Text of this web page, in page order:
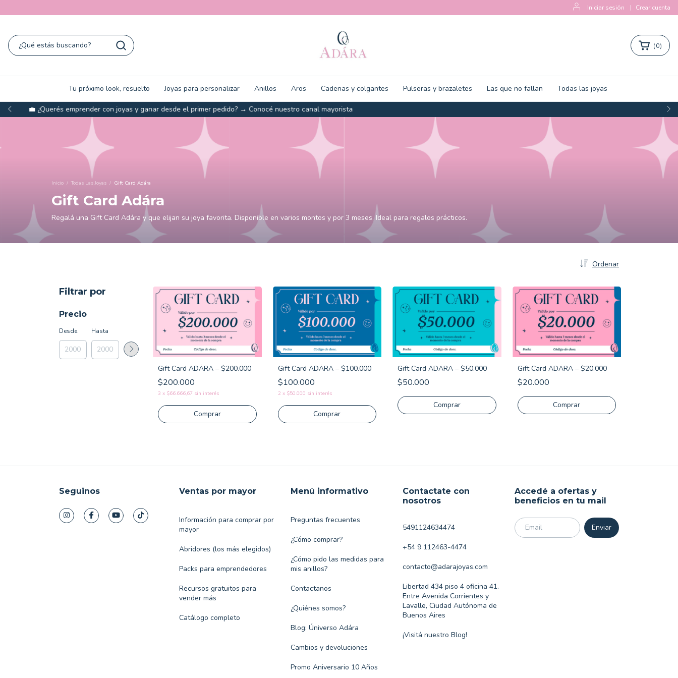
Iniciar sesión | Crear cuenta
✦ Joyas y sets combinables para no perder tiempo decidiendo qué ponerte antes de salir de casa ✦
(0)
Tu próximo look, resuelto Joyas para personalizar Anillos Aros Cadenas y colgantes Pulseras y brazaletes Las que no fallan Todas las joyas
Inicio / Todas Las Joyas / Gift Card Adára
Gift Card Adára
Regalá una Gift Card Adára y que elijan su joya favorita. Disponible en varios montos y por 3 meses. Ideal para regalos prácticos.
Ordenar
Filtrar por
Precio
Desde Hasta
Gift Card ADÁRA – $200.000
$200.000
3 x $66.666,67 sin interés
Gift Card ADÁRA – $100.000
$100.000
2 x $50.000 sin interés
Gift Card ADÁRA – $50.000
$50.000
Gift Card ADÁRA – $20.000
$20.000
Seguinos Ventas por mayor
Información para comprar por
mayor
Abridores (los más elegidos)
Packs para emprendedores
Recursos gratuitos para
vender más
Catálogo completo
Menú informativo
Preguntas frecuentes
¿Cómo comprar?
¿Cómo pido las medidas para
mis anillos?
Contactanos
¿Quiénes somos?
Blog: Úniverso Adára
Cambios y devoluciones
Promo Aniversario 10 Años
Contactate con
nosotros
5491124634474
+54 9 112463-4474
contacto@adarajoyas.com
Libertad 434 piso 4 oficina 41.
Entre Avenida Corrientes y
Lavalle, Ciudad Autónoma de
Buenos Aires
¡Visitá nuestro Blog!
Accedé a ofertas y
beneficios en tu mail